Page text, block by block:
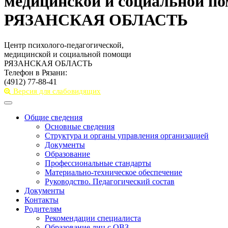
РЯЗАНСКАЯ ОБЛАСТЬ
Центр психолого-педагогической,
медицинской и социальной помощи
РЯЗАНСКАЯ ОБЛАСТЬ
Телефон в Рязани:
(4912) 77-88-41
Версия для слабовидящих
Toggle
navigationОбщие сведения
Основные сведения
Структура и органы управления организацией
Документы
Образование
Профессиональные стандарты
Материально-техническое обеспечение
Руководство. Педагогический состав
Документы
Контакты
Родителям
Рекомендации специалиста